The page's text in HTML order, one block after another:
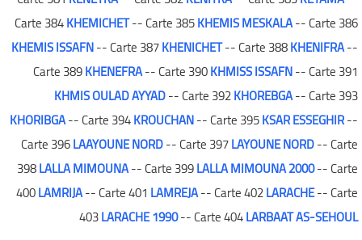
Carte 384KHEMICHET-- Carte 385KHEMIS MESKALA-- Carte 386
KHEMIS ISSAFN-- Carte 387KHENICHET-- Carte 388KHENIFRA--
Carte 389KHENEFRA-- Carte 390KHMISS ISSAFN-- Carte 391
KHMIS OULAD AYYAD-- Carte 392KHOREBGA-- Carte 393
KHORIBGA-- Carte 394KROUCHAN-- Carte 395KSAR ESSEGHIR--
Carte 396LAAYOUNE NORD-- Carte 397LAYOUNE NORD-- Carte
398LALLA MIMOUNA-- Carte 399LALLA MIMOUNA 2000-- Carte
400LAMRIJA-- Carte 401 LAMREJA-- Carte 402LARACHE-- Carte
403LARACHE 1990-- Carte 404LARBAAT AS-SEHOUL